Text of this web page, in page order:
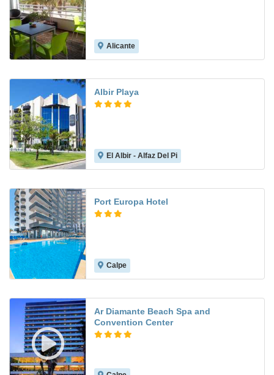
Alicante
Albir Playa
El Albir - Alfaz Del Pi
Port Europa Hotel
Calpe
Ar Diamante Beach Spa and
Convention Center